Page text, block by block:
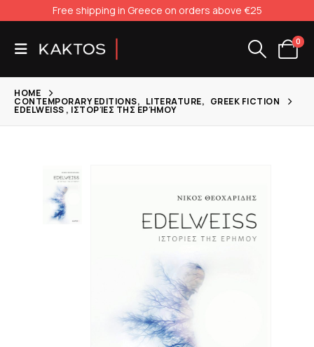
Free shipping in Greece on orders above €25
0
HOME
CONTEMPORARY EDITIONS, LITERATURE, GREEK FICTION
EDELWEISS , ΙΣΤΟΡΊΕΣ ΤΗΣ ΕΡΉΜΟΥ